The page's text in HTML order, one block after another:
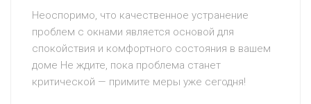
Неоспоримо, что качественное устранение
проблем с окнами является основой для
спокойствия и комфортного состояния в вашем
доме Не ждите, пока проблема станет
критической — примите меры уже сегодня!